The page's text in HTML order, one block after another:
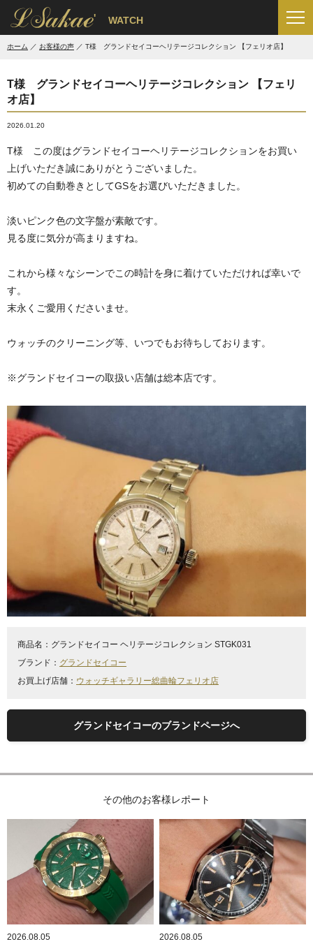
' WATCH
ホーム お客様の声 T様 グランドセイコーヘリテージコレクション 【フェリオ店】
T様 グランドセイコーヘリテージコレクション 【フェリ
オ店】
2026.01.20
T様 この度はグランドセイコーヘリテージコレクションをお買い
上げいただき誠にありがとうございました。
初めての自動巻きとしてGSをお選びいただきました。
淡いピンク色の文字盤が素敵です。
見る度に気分が高まりますね。
これから様々なシーンでこの時計を身に着けていただければ幸いで
す。
末永くご愛用くださいませ。
ウォッチのクリーニング等、いつでもお待ちしております。
※グランドセイコーの取扱い店舗は総本店です。
商品名： グランドセイコー ヘリテージコレクション STGK031
ブランド： グランドセイコー
お買上げ店舗： ウォッチギャラリー総曲輪フェリオ店
グランドセイコーのブランドページへ
その他のお客様レポート
2026.08.05
2026.08.05